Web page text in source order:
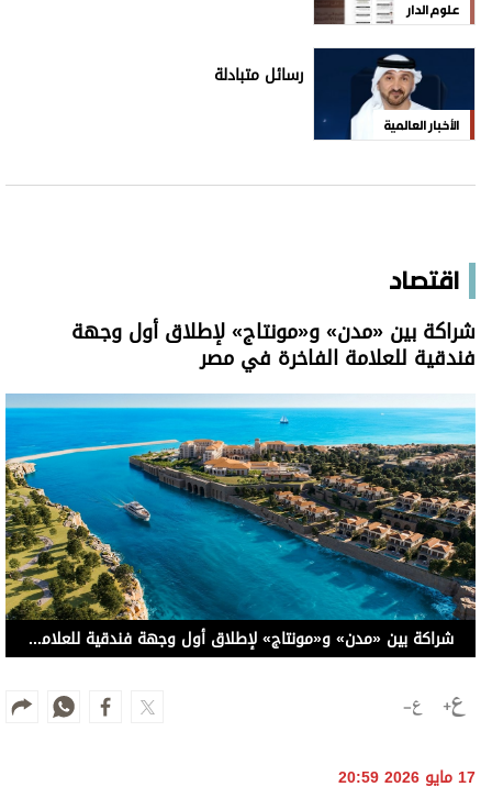
علوم الدار
الأخبار العالمية
رسائل متبادلة
اقتصاد
شراكة بين «مدن» و«مونتاج» لإطلاق أول وجهة
فندقية للعلامة الفاخرة في مصر
شراكة بين «مدن» و«مونتاج» لإطلاق أول وجهة فندقية للعلامة الفاخرة في مصر
17 مايو 2026 20:59